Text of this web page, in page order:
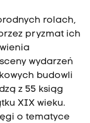
rolach,
pryzmat ich
wydarzeń
budowli
z 55 ksiąg
XIX wieku.
o tematyce